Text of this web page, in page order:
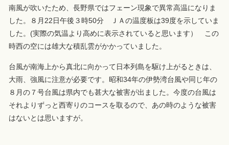
南風が吹いたため、長野県ではフェーン現象で異常高温になりま
した。８月22日午後３時50分 ＪＡの温度板は39度を示していま
した。(実際の気温より高めに表示されていると思います） この
時西の空には雄大な積乱雲がかかっていました。
台風が南海上から真北に向かって日本列島を駆け上がるときは、
大雨、強風に注意が必要です。昭和34年の伊勢湾台風や同じ年の
８月の７号台風は県内でも甚大な被害が出ました。今度の台風は
それよりずっと西寄りのコースを取るので、あの時のような被害
はないとは思いますが。